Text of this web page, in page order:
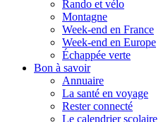
Rando et vélo
Montagne
Week-end en France
Week-end en Europe
Échappée verte
Bon à savoir
Annuaire
La santé en voyage
Rester connecté
Le calendrier scolaire